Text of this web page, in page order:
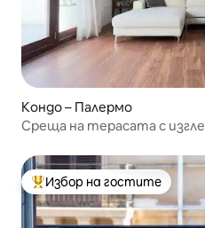
Кондо – Палермо
Среща на терасата с
Най-популярен избор на
Избор на гостите